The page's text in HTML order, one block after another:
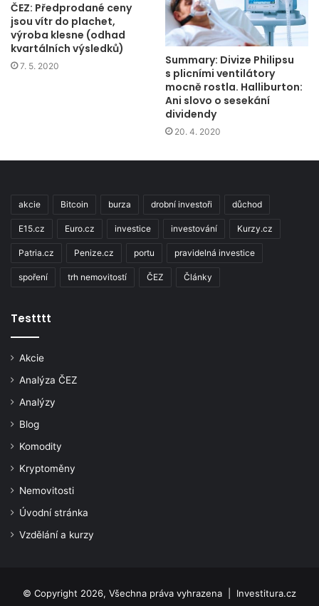
ČEZ: Předprodané ceny
jsou vítr do plachet,
výroba klesne (odhad
kvartálních výsledků)
7. 5. 2020
Summary: Divize Philipsu
s plicními ventilátory
mocně rostla. Halliburton:
Ani slovo o sesekání
dividendy
20. 4. 2020
akcie Bitcoin burza drobní investoři důchod
E15.cz Euro.cz investice investování Kurzy.cz
Patria.cz Penize.cz portu pravidelná investice
spoření trh nemovitostí ČEZ Články
Testttt
Akcie
Analýza ČEZ
Analýzy
Blog
Komodity
Kryptoměny
Nemovitosti
Úvodní stránka
Vzdělání a kurzy
© Copyright 2026, Všechna práva vyhrazena | Investitura.cz